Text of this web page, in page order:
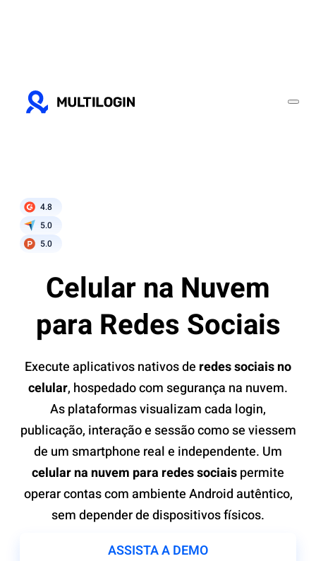
4.8
5.0
5.0
Celular na Nuvem
para Redes Sociais
Execute aplicativos nativos de redes sociais no
celular, hospedado com segurança na nuvem.
As plataformas visualizam cada login,
publicação, interação e sessão como se viessem
de um smartphone real e independente. Um
celular na nuvem para redes sociaispermite
operar contas com ambiente Android autêntico,
sem depender de dispositivos físicos.
ASSISTA A DEMO